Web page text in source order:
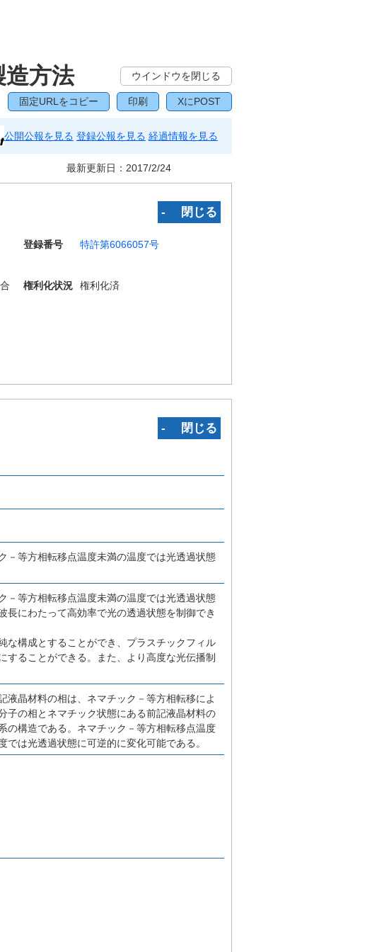
方法 ウインドウを閉じる
固定URLをコピー 印刷 XにPOST
公開公報を見る 登録公報を見る 経過情報を見る
最新更新日： 2017/2/24
‐ 閉じる
登録番号
特許第6066057号
権利化状況 権利化済
‐ 閉じる
－等方相転移点温度未満の温度では光透過状態
－等方相転移点温度未満の温度では光透過状態
長にわたって高効率で光の透過状態を制御でき
な構成とすることができ、プラスチックフィル
することができる。また、より高度な光伝播制
晶材料の相は、ネマチック－等方相転移によ
子の相とネマチック状態にある前記液晶材料の
の構造である。ネマチック－等方相転移点温度
は光透過状態に可逆的に変化可能である。